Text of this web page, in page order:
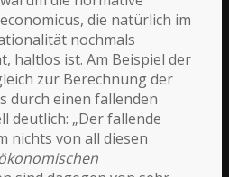
die natürlich im
nochmals
haltlos ist. Am Beispiel der
zur Berechnung der
durch einen fallenden
deutlich: „Der fallende
nichts von all diesen